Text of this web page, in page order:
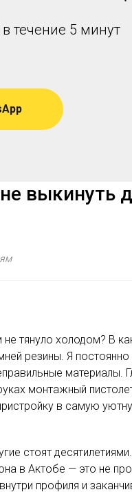
течение 5 минут
выкинуть
тянуло холодом? В
резины. Я
материалы.
монтажный
в самую
стоят
в Актобе — это не
профиля и